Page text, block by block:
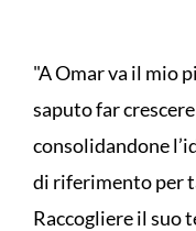
"A Omar va il mio
saputo far
consolidandone
di riferimento per
Raccogliere il suo